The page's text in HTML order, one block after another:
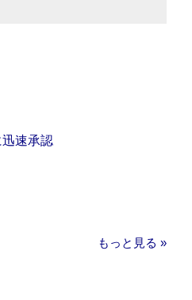
速承認
もっと見る »